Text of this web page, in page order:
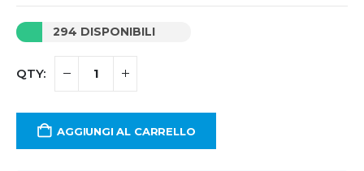
294 DISPONIBILI
AGGIUNGI AL CARRELLO